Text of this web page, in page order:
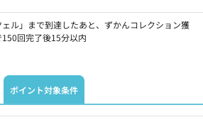
ェル」まで到達したあと、ずかんコレクション獲
回完了後15分以内
ポイント対象条件